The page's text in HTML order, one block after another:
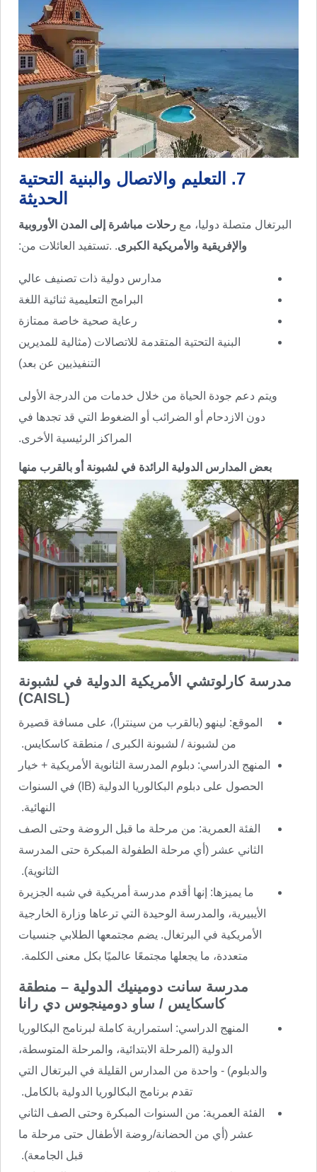
7. التعليم والاتصال والبنية التحتية
الحديثة
البرتغال متصلة دوليا، مع رحلات مباشرة إلى المدن الأوروبية
والإفريقية والأمريكية الكبرى. .تستفيد العائلات من:
مدارس دولية ذات تصنيف عالي
البرامج التعليمية ثنائية اللغة
رعاية صحية خاصة ممتازة
البنية التحتية المتقدمة للاتصالات (مثالية للمديرين
التنفيذيين عن بعد)
ويتم دعم جودة الحياة من خلال خدمات من الدرجة الأولى
دون الازدحام أو الضرائب أو الضغوط التي قد تجدها في
المراكز الرئيسية الأخرى.
بعض المدارس الدولية الرائدة في لشبونة أو بالقرب منها
مدرسة كارلوتشي الأمريكية الدولية في لشبونة
(CAISL)
الموقع: لينهو (بالقرب من سينترا)، على مسافة قصيرة
من لشبونة / لشبونة الكبرى / منطقة كاسكايس.
المنهج الدراسي: دبلوم المدرسة الثانوية الأمريكية + خيار
الحصول على دبلوم البكالوريا الدولية (IB) في السنوات
النهائية.
الفئة العمرية: من مرحلة ما قبل الروضة وحتى الصف
الثاني عشر (أي مرحلة الطفولة المبكرة حتى المدرسة
الثانوية).
ما يميزها: إنها أقدم مدرسة أمريكية في شبه الجزيرة
الأيبيرية، والمدرسة الوحيدة التي ترعاها وزارة الخارجية
الأمريكية في البرتغال. يضم مجتمعها الطلابي جنسيات
متعددة، ما يجعلها مجتمعًا عالميًا بكل معنى الكلمة.
مدرسة سانت دومينيك الدولية – منطقة
كاسكايس / ساو دومينجوس دي رانا
المنهج الدراسي: استمرارية كاملة لبرنامج البكالوريا
الدولية (المرحلة الابتدائية، والمرحلة المتوسطة،
والدبلوم) - واحدة من المدارس القليلة في البرتغال التي
تقدم برنامج البكالوريا الدولية بالكامل.
الفئة العمرية: من السنوات المبكرة وحتى الصف الثاني
عشر (أي من الحضانة/روضة الأطفال حتى مرحلة ما
قبل الجامعة).